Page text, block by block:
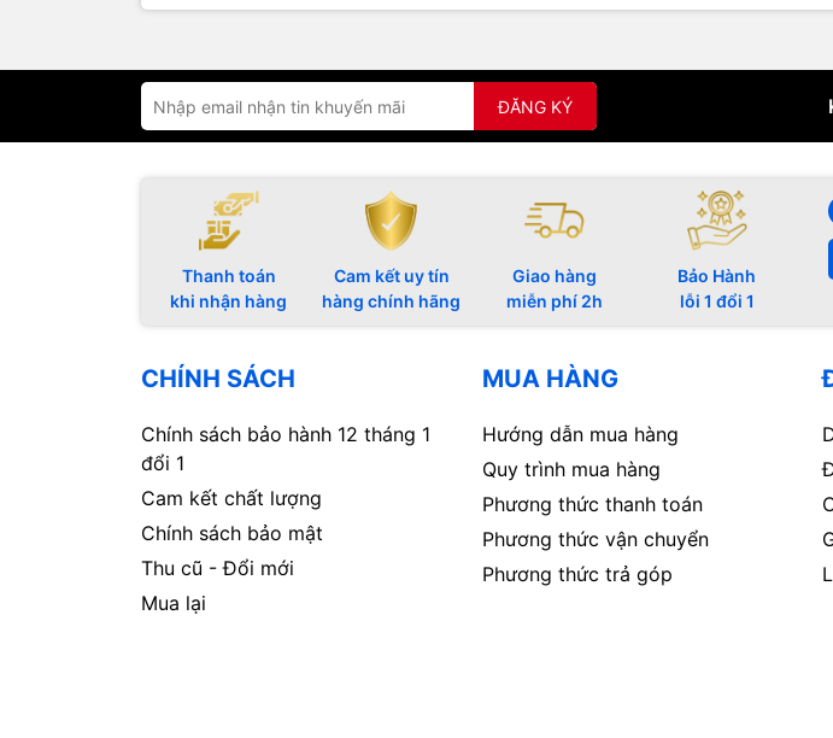
ĐĂNG KÝ
Thanh toán
khi nhận hàng
Cam kết uy tín
hàng chính hãng
Giao hàng
miễn phí 2h
Bảo Hành
lỗi 1 đổi 1
CHÍNH SÁCH
Chính sách bảo hành 12 tháng 1
đổi 1
Cam kết chất lượng
Chính sách bảo mật
Thu cũ - Đổi mới
Mua lại
MUA HÀNG
Hướng dẫn mua hàng
Quy trình mua hàng
Phương thức thanh toán
Phương thức vận chuyển
Phương thức trả góp